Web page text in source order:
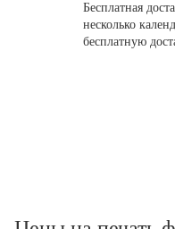
Бесплатная
несколько
бесплатную